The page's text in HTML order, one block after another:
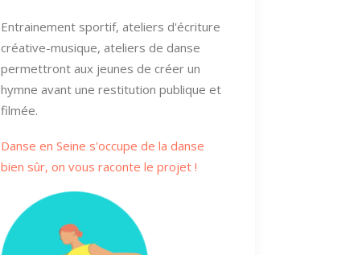
Entrainement sportif, ateliers d'écriture
créative-musique, ateliers de danse
permettront aux jeunes de créer un
hymne avant une restitution publique et
filmée.
Danse en Seine s'occupe de la danse
bien sûr, on vous raconte le projet !